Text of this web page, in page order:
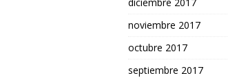
noviembre 2017
octubre 2017
septiembre 2017